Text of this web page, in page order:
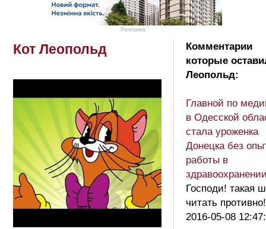
Реклама
Кот Леопольд
Комментарии
которые
Леопольд:
Главной по
в Одесской
стала уроженка
Донецка без
работы в
Господи! такая
читать противно!
2016-05-08